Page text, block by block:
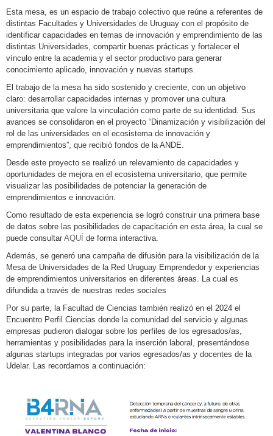
Esta mesa, es un espacio de trabajo colectivo que reúne a referentes de
distintas Facultades y Universidades de Uruguay con el propósito de
identificar capacidades en temas de innovación y emprendimiento de las
distintas Universidades, compartir buenas prácticas y fortalecer el
vínculo entre la academia y el sector productivo para generar
conocimiento aplicado, innovación y nuevas startups.
El trabajo de la mesa ha sido sostenido y creciente, con un objetivo
claro: desarrollar capacidades internas y promover una cultura
universitaria que valore la vinculación como parte de su identidad. Sus
avances se consolidaron en el proyecto “Dinamización y visibilización del
rol de las universidades en el ecosistema de innovación y
emprendimientos”, que recibió fondos de la ANDE.
Desde este proyecto se realizó un relevamiento de capacidades y
oportunidades de mejora en el ecosistema universitario, que permite
visualizar las posibilidades de potenciar la generación de
emprendimientos e innovación.
Como resultado de esta experiencia se logró construir una primera base
de datos sobre las posibilidades de capacitación en esta área, la cual se
puede consultar AQUÍ de forma interactiva.
Además, se generó una campaña de difusión para la visibilización de la
Mesa de Universidades de la Red Uruguay Emprendedor y experiencias
de emprendimientos universitarios en diferentes áreas. La cual es
difundida a través de nuestras redes sociales
Por su parte, la Facultad de Ciencias también realizó en el 2024 el
Encuentro Perfil Ciencias donde la comunidad del servicio y algunas
empresas pudieron dialogar sobre los perfiles de los egresados/as,
herramientas y posibilidades para la inserción laboral, presentándose
algunas startups integradas por varios egresados/as y docentes de la
Udelar. Las recordamos a continuación: